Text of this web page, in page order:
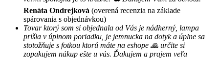
Renáta Ondrejková (overená recenzia na základe
spárovania s objednávkou)
Tovar ktorý som si objednala od Vás je nádherný, lampa
prišla v úplnom poriadku, je jemnucka na dotyk a úplne sa
stotožňuje s fotkou ktorú máte na eshope 🙏 určite si
zopakujem nákup ešte u vás. Ďakujem a prajem veľa